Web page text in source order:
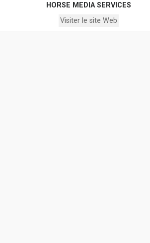
HORSE MEDIA SERVICES
Visiter le site Web